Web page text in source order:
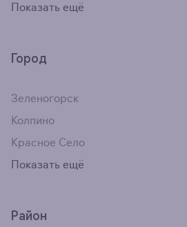
Показать ещё
Город
Зеленогорск
Колпино
Красное Село
Показать ещё
Район